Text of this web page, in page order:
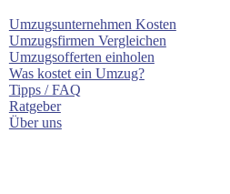
Umzugsunternehmen Kosten
Umzugsfirmen Vergleichen
Umzugsofferten einholen
Was kostet ein Umzug?
Tipps / FAQ
Ratgeber
Über uns